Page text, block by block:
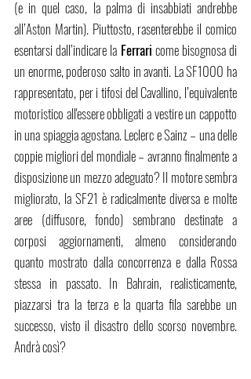
(e in quel caso, la palma di insabbiati andrebbe
all’Aston Martin). Piuttosto, rasenterebbe il comico
esentarsi dall’indicare la Ferrari come bisognosa di
un enorme, poderoso salto in avanti. La SF1000 ha
rappresentato, per i tifosi del Cavallino, l’equivalente
motoristico all'essere obbligati a vestire un cappotto
in una spiaggia agostana. Leclerc e Sainz – una delle
coppie migliori del mondiale – avranno finalmente a
disposizione un mezzo adeguato? Il motore sembra
migliorato, la SF21 è radicalmente diversa e molte
aree (diffusore, fondo) sembrano destinate a
corposi aggiornamenti, almeno considerando
quanto mostrato dalla concorrenza e dalla Rossa
stessa in passato. In Bahrain, realisticamente,
piazzarsi tra la terza e la quarta fila sarebbe un
successo, visto il disastro dello scorso novembre.
Andrà così?